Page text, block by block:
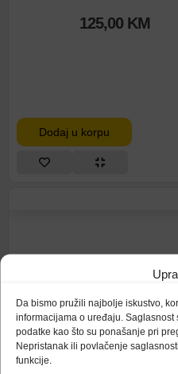
Da bismo pružili najbolje iskustvo,
informacijama o uređaju.
podatke kao što su ponašanje pri
Nepristanak ili povlačenje
funkcije.
125,00 KM
Dodaj u korpu
JBL Slušalice bluetooth